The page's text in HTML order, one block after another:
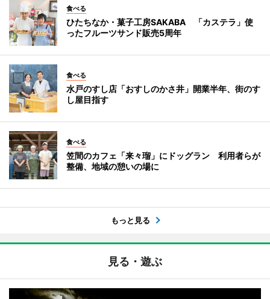
食べる
ひたちなか・菓子工房SAKABA 「カステラ」使
ったフルーツサンド販売5周年
食べる
水戸のすし店「おすしのかさ井」開業半年、街のす
し屋目指す
食べる
笠間のカフェ「来々瑠」にドッグラン 利用者らが
整備、地域の憩いの場に
もっと見る
見る・遊ぶ